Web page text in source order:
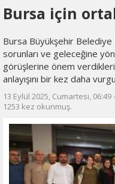
Bursa için
Bursa Büyükşehir
sorunları ve geleceğine
görüşlerine önem
anlayışını bir kez daha
13 Eylül 2025, Cumartesi, 06:49 -
1253 kez okunmuş.